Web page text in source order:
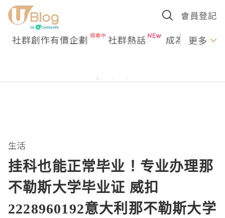
會員登記
社群創作有價企劃 社群熱話 成為U更多
生活
挂科也能正常毕业！专业办理那
不勒斯大学毕业证 威扣
2228960192意大利那不勒斯大学